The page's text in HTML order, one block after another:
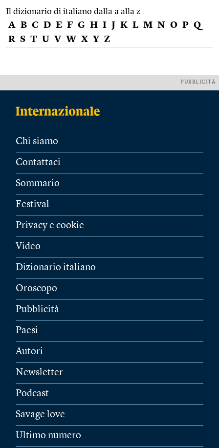
Il dizionario di italiano dalla a alla z
A B C D E F G H I J K L M N O P Q
R S T U V W X Y Z
PUBBLICITÀ
Chi siamo
Contattaci
Sommario
Festival
Privacy e cookie
Video
Dizionario italiano
Oroscopo
Pubblicità
Paesi
Autori
Newsletter
Podcast
Savage love
Ultimo numero